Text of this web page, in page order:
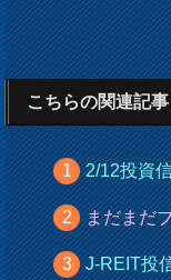
こちらの関連記
2/12投資
まだまだ
J-REIT投